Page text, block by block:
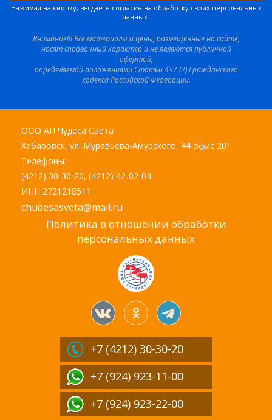
Нажимая на кнопку, вы даете согласие на обработку своих персональных
данных.
Внимание!!! Все материалы и цены, размещенные на сайте,
носят справочный характер и не являются публичной
офертой,
определяемой положениями Статьи 437 (2) Гражданского
кодекса Российской Федерации.
ООО АП Чудеса Света
Хабаровск, ул. Муравьева-Амурского, 44 офис 201
Телефоны:
(4212) 30-30-20, (4212) 42-02-04
ИНН 2721218511
chudesasveta@mail.ru
Политика в отношении обработки
персональных данных
+7 (4212) 30-30-20
+7 (924) 923-11-00
+7 (924) 923-22-00